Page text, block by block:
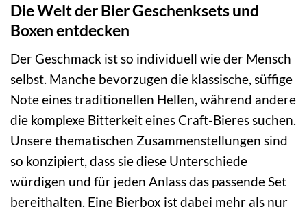
Die Welt der Bier Geschenksets und
Boxen entdecken
Der Geschmack ist so individuell wie der Mensch
selbst. Manche bevorzugen die klassische, süffige
Note eines traditionellen Hellen, während andere
die komplexe Bitterkeit eines Craft-Bieres suchen.
Unsere thematischen Zusammenstellungen sind
so konzipiert, dass sie diese Unterschiede
würdigen und für jeden Anlass das passende Set
bereithalten. Eine Bierbox ist dabei mehr als nur